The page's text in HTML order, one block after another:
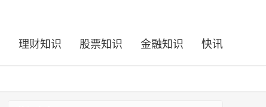
理财知识 股票知识 金融知识 快讯